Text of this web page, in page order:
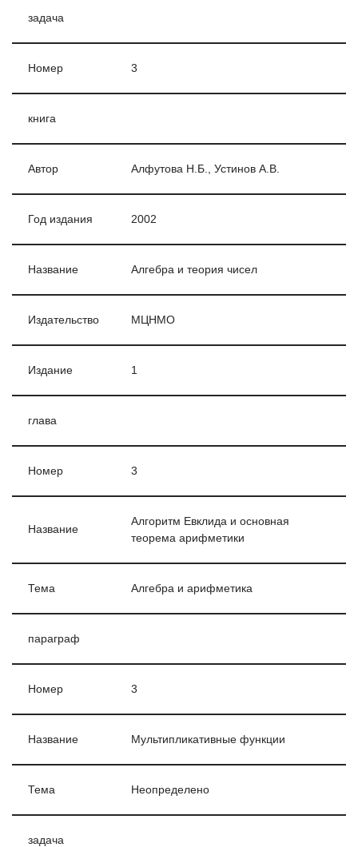
задача
Номер 3
книга
Автор Алфутова Н.Б., Устинов А.В.
Год издания 2002
Название Алгебра и теория чисел
Издательство МЦНМО
Издание 1
глава
Номер 3
Название
Алгоритм Евклида и основная
теорема арифметики
Тема Алгебра и арифметика
параграф
Номер 3
Название Мультипликативные функции
Тема Неопределено
задача